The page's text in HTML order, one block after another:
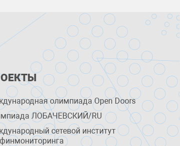
олимпиада Open Doors
ЛОБАЧЕВСКИЙ/RU
сетевой институт